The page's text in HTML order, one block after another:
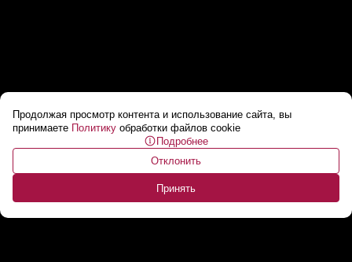
Продолжая просмотр контента и использование сайта, вы
принимаете Политику обработки файлов cookie
Подробнее
Отклонить
Принять
Миллионы украдены: афера украинцев в
Польше...